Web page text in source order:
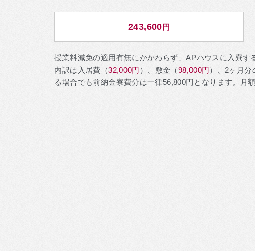
243,600 円
授業料減免の適用有無にかかわらず、APハウスに入寮す
内訳は入居費（32,000円 ）、敷金（98,000円）、2ヶ月分
る場合でも前納金寮費分は一律56,800円となります。月